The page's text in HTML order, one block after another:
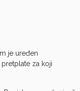
je uređen
za koji